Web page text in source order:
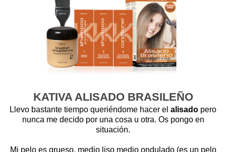
KATIVA ALISADO BRASILEÑO
Llevo bastante tiempo queriéndome hacer el alisado pero
nunca me decido por una cosa u otra. Os pongo en
situación.
Mi pelo es grueso, medio liso medio ondulado (es un pelo